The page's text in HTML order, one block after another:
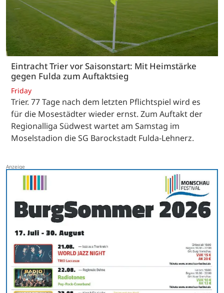
Eintracht Trier vor Saisonstart: Mit Heimstärke
gegen Fulda zum Auftaktsieg
Friday
Trier. 77 Tage nach dem letzten Pflichtspiel wird es
für die Mosestädter wieder ernst. Zum Auftakt der
Regionalliga Südwest wartet am Samstag im
Moselstadion die SG Barockstadt Fulda-Lehnerz.